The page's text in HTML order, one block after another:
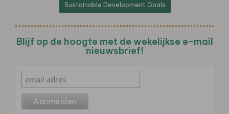
Sustainable Development Goals
Blijf op de hoogte met de wekelijkse e-mail
nieuwsbrief!